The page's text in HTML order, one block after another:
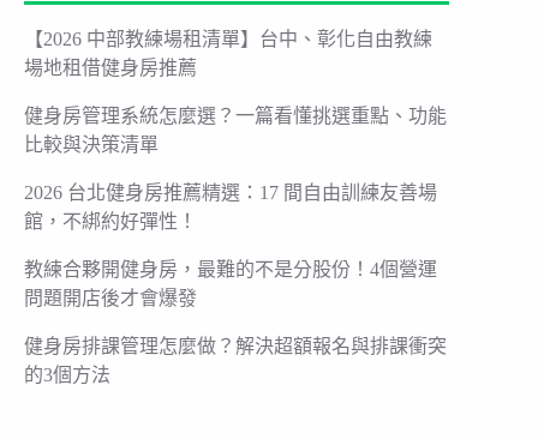
【2026 中部教練場租清單】台中、彰化自由教練
場地租借健身房推薦
健身房管理系統怎麼選？一篇看懂挑選重點、功能
比較與決策清單
2026 台北健身房推薦精選：17 間自由訓練友善場
館，不綁約好彈性！
教練合夥開健身房，最難的不是分股份！4個營運
問題開店後才會爆發
健身房排課管理怎麼做？解決超額報名與排課衝突
的3個方法